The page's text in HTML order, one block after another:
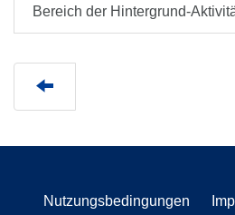
Bereich der Hintergrund-
Nutzungsbedingungen